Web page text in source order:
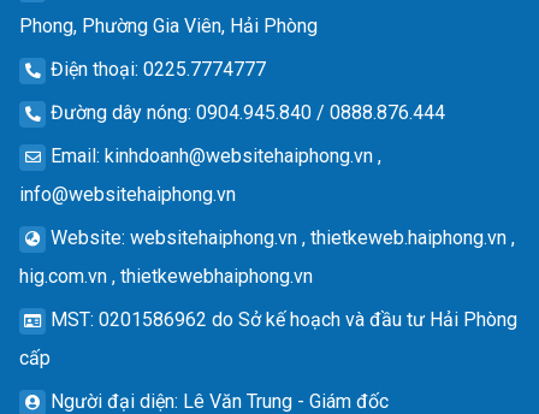
Phong, Phường Gia Viên, Hải Phòng
Điện thoại: 0225.7774777
Đường dây nóng: 0904.945.840 / 0888.876.444
Email: kinhdoanh@websitehaiphong.vn ,
info@websitehaiphong.vn
Website: websitehaiphong.vn , thietkeweb.haiphong.vn ,
hig.com.vn , thietkewebhaiphong.vn
MST: 0201586962 do Sở kế hoạch và đầu tư Hải Phòng
cấp
Người đại diện: Lê Văn Trung - Giám đốc